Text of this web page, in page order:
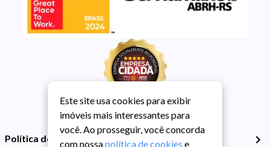
Política de Privacidade
Este site usa cookies para exibir
imóveis mais interessantes para
você. Ao prosseguir, você concorda
com nossapolítica de cookies e